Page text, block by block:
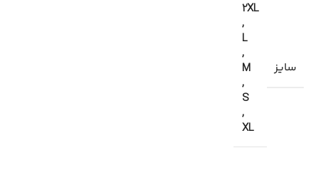
سایز
2XL
,
L
,
M
,
S
,
XL